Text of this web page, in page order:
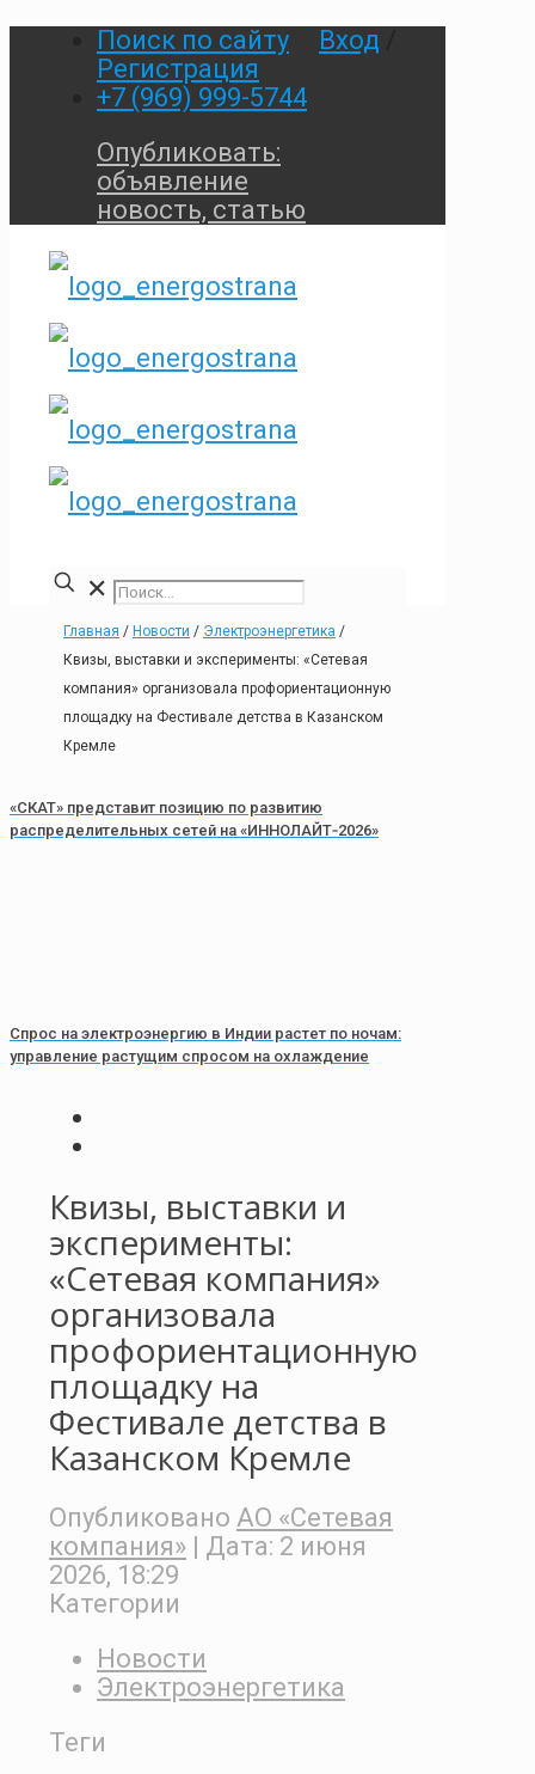
Поиск по сайту Вход
Регистрация
+7 (969) 999-5744
Опубликовать:
объявление
новость, статью
✕
Главная / Новости / Электроэнергетика /
Квизы, выставки и эксперименты: «Сетевая
компания» организовала профориентационную
площадку на Фестивале детства в Казанском
Кремле
«СКАТ» представит позицию по развитию
распределительных сетей на «ИННОЛАЙТ‑2026»
Спрос на электроэнергию в Индии растет по ночам:
управление растущим спросом на охлаждение
Квизы, выставки и
эксперименты:
«Сетевая компания»
организовала
профориентационную
площадку на
Фестивале детства в
Казанском Кремле
Опубликовано АО «Сетевая
компания» | Дата: 2 июня
2026, 18:29
Категории
Новости
Электроэнергетика
Теги